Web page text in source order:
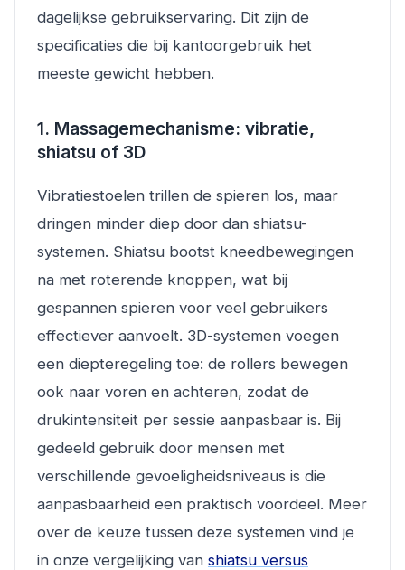
dagelijkse gebruikservaring. Dit zijn de
specificaties die bij kantoorgebruik het
meeste gewicht hebben.
1. Massagemechanisme: vibratie,
shiatsu of 3D
Vibratiestoelen trillen de spieren los, maar
dringen minder diep door dan shiatsu-
systemen. Shiatsu bootst kneedbewegingen
na met roterende knoppen, wat bij
gespannen spieren voor veel gebruikers
effectiever aanvoelt. 3D-systemen voegen
een diepteregeling toe: de rollers bewegen
ook naar voren en achteren, zodat de
drukintensiteit per sessie aanpasbaar is. Bij
gedeeld gebruik door mensen met
verschillende gevoeligheidsniveaus is die
aanpasbaarheid een praktisch voordeel. Meer
over de keuze tussen deze systemen vind je
in onze vergelijking van shiatsu versus